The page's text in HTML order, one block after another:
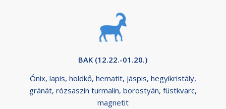
BAK (12.22.-01.20.)
Ónix, lapis, holdkő, hematit, jáspis, hegyikristály,
gránát, rózsaszín turmalin, borostyán, füstkvarc,
magnetit